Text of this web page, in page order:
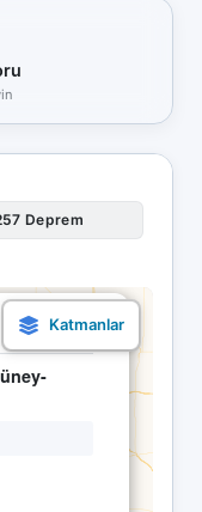
Deprem
22.04 09:39
×